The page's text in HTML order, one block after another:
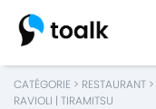
CATÉGORIE > RESTAURANT >
RAVIOLI | TIRAMITSU